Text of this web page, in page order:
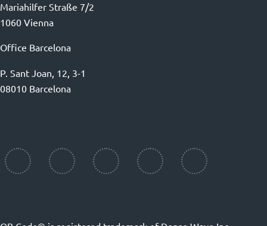
Mariahilfer Straße 7/2
1060 Vienna
Office Barcelona
P. Sant Joan, 12, 3-1
08010 Barcelona